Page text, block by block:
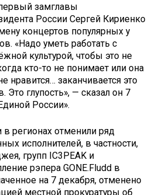
замглавы
России Сергей Кириенко
концертов популярных у
«Надо уметь работать с
культурой, чтобы это не
кто-то не понимает или она
нравится… заканчивается это
Это глупость», — сказал он 7
России».
регионах отменили ряд
исполнителей, в частности,
групп IC3PEAK и
рэпера GONE.Fludd в
на 7 декабря, отменено
местной прокуратуры об